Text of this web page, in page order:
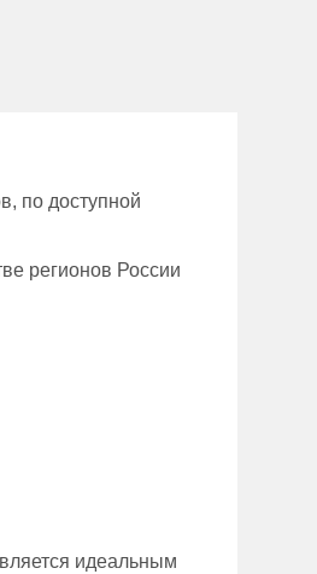
по доступной
регионов России
идеальным